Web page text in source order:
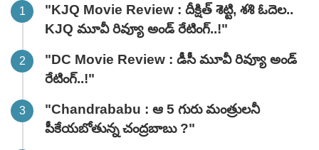
"KJQ Movie Review : దీక్షిత్ శెట్టి, శశి ఓదెల..
KJQ మూవీ రివ్యూ అండ్ రేటింగ్‌..!"
"DC Movie Review : డీసీ మూవీ రివ్యూ అండ్
రేటింగ్‌..!"
"Chandrababu : ఆ 5 గురు మంత్రులనీ
పీకేయబోతున్న చంద్రబాబు ?"